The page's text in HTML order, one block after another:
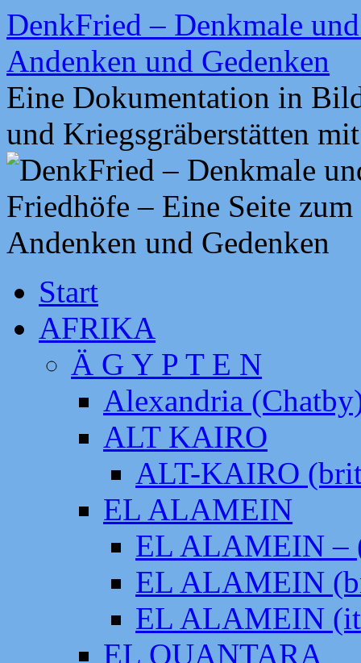
Zum
Inhalt
springen
DenkFried – Denkmale
Andenken und Gedenken
Eine Dokumentation in
und Kriegsgräberstätten
Start
AFRIKA
Ä G Y P T E N
Alexandria
ALT KAIRO
ALT-KAIRO
EL ALAMEIN
EL ALAMEIN –
EL ALAMEIN
EL ALAMEIN
EL QUANTARA